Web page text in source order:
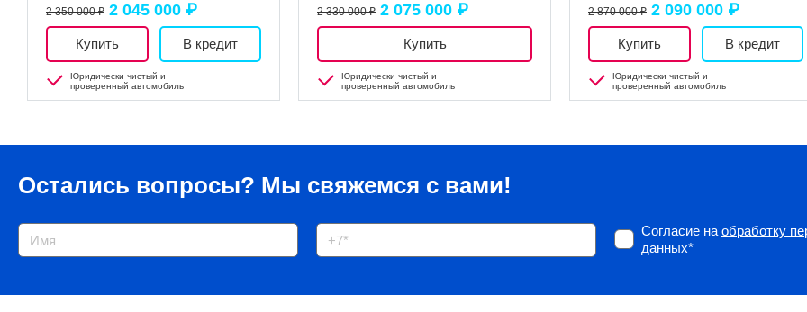
2 350 000 ₽ 2 045 000 ₽
Купить В кредит
Юридически чистый и
проверенный автомобиль
2 330 000 ₽ 2 075 000 ₽
Купить
Юридически чистый и
проверенный автомобиль
2 870 000 ₽ 2 090 000 ₽
Купить В кредит
Юридически чистый и
проверенный автомобиль
Остались вопросы? Мы свяжемся с вами!
Согласие на обработку
данных*